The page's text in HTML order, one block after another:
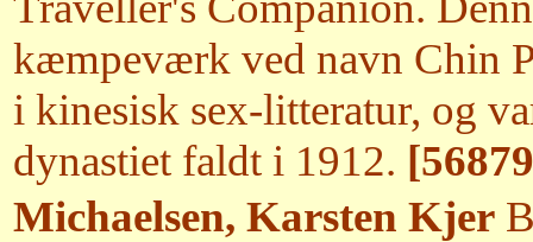
kæmpeværk ved navn Chin
i kinesisk sex-litteratur, og
dynastiet faldt i 1912.
Michaelsen, Karsten Kjer